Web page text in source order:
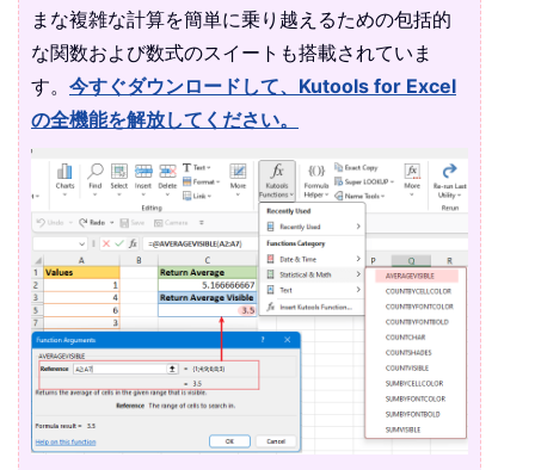
まな複雑な計算を簡単に乗り越えるための包括的
な関数および数式のスイートも搭載されていま
す。 今すぐダウンロードして、Kutools for Excel
の全機能を解放してください。